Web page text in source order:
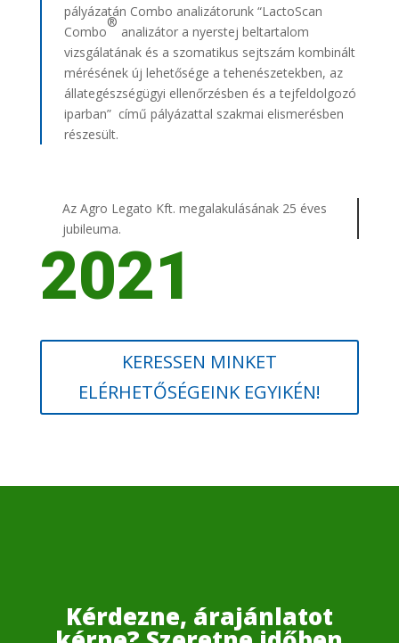
pályázatán Combo analizátorunk “LactoScan
Combo
®
analizátor a nyerstej beltartalom
vizsgálatának és a szomatikus sejtszám kombinált
mérésének új lehetősége a tehenészetekben, az
állategészségügyi ellenőrzésben és a tejfeldolgozó
iparban” című pályázattal szakmai elismerésben
részesült.
Az Agro Legato Kft. megalakulásának 25 éves
jubileuma.
2021
KERESSEN MINKET
ELÉRHETŐSÉGEINK EGYIKÉN!
Kérdezne, árajánlatot